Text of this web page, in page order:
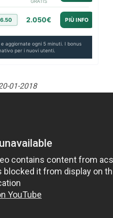
6.50 2.050€ PIÙ INFO
e aggiornate ogni 5 minuti. I bonus
per i nuovi utenti.
01-2018